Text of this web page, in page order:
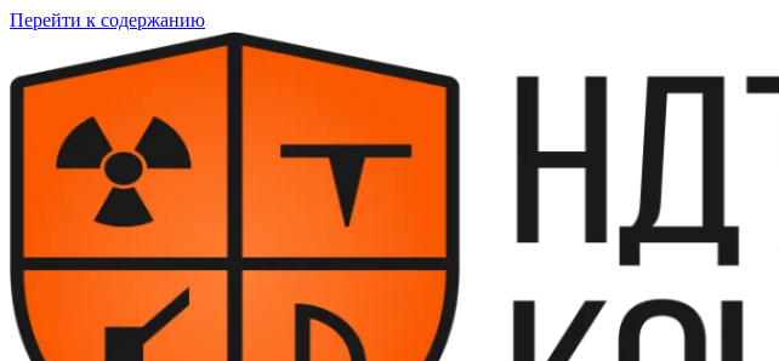
Перейти к содержанию